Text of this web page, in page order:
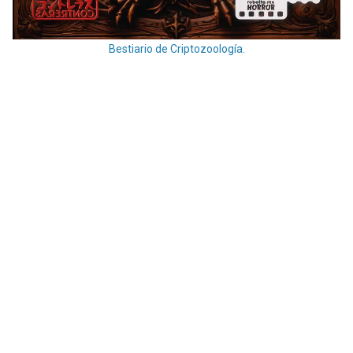
Bestiario de Criptozoología.